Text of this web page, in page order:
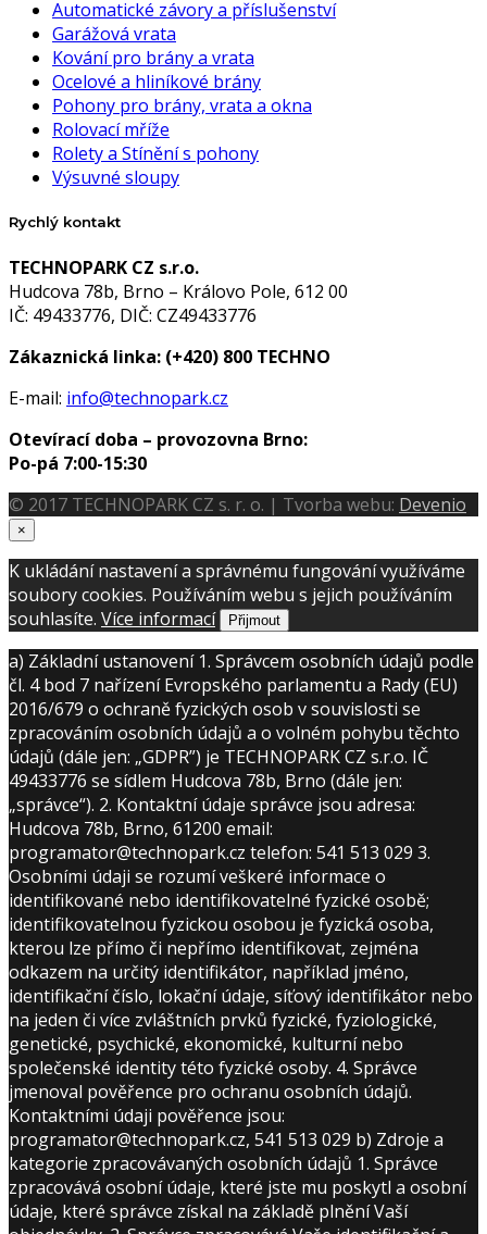
Automatické závory a příslušenství
Garážová vrata
Kování pro brány a vrata
Ocelové a hliníkové brány
Pohony pro brány, vrata a okna
Rolovací mříže
Rolety a Stínění s pohony
Výsuvné sloupy
Rychlý kontakt
TECHNOPARK CZ s.r.o.
Hudcova 78b, Brno – Královo Pole, 612 00
IČ: 49433776, DIČ: CZ49433776
Zákaznická linka: (+420) 800 TECHNO
E-mail: info@technopark.cz
Otevírací doba – provozovna Brno:
Po-pá 7:00-15:30
© 2017 TECHNOPARK CZ s. r. o. | Tvorba webu: Devenio
×
K ukládání nastavení a správnému fungování využíváme
soubory cookies. Používáním webu s jejich používáním
souhlasíte. Více informací Přijmout
a) Základní ustanovení 1. Správcem osobních údajů podle
čl. 4 bod 7 nařízení Evropského parlamentu a Rady (EU)
2016/679 o ochraně fyzických osob v souvislosti se
zpracováním osobních údajů a o volném pohybu těchto
údajů (dále jen: „GDPR”) je TECHNOPARK CZ s.r.o. IČ
49433776 se sídlem Hudcova 78b, Brno (dále jen:
„správce“). 2. Kontaktní údaje správce jsou adresa:
Hudcova 78b, Brno, 61200 email:
programator@technopark.cz telefon: 541 513 029 3.
Osobními údaji se rozumí veškeré informace o
identifikované nebo identifikovatelné fyzické osobě;
identifikovatelnou fyzickou osobou je fyzická osoba,
kterou lze přímo či nepřímo identifikovat, zejména
odkazem na určitý identifikátor, například jméno,
identifikační číslo, lokační údaje, síťový identifikátor nebo
na jeden či více zvláštních prvků fyzické, fyziologické,
genetické, psychické, ekonomické, kulturní nebo
společenské identity této fyzické osoby. 4. Správce
jmenoval pověřence pro ochranu osobních údajů.
Kontaktními údaji pověřence jsou:
programator@technopark.cz, 541 513 029 b) Zdroje a
kategorie zpracovávaných osobních údajů 1. Správce
zpracovává osobní údaje, které jste mu poskytl a osobní
údaje, které správce získal na základě plnění Vaší